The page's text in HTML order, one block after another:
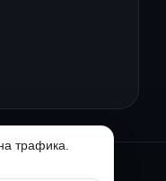
трафика.